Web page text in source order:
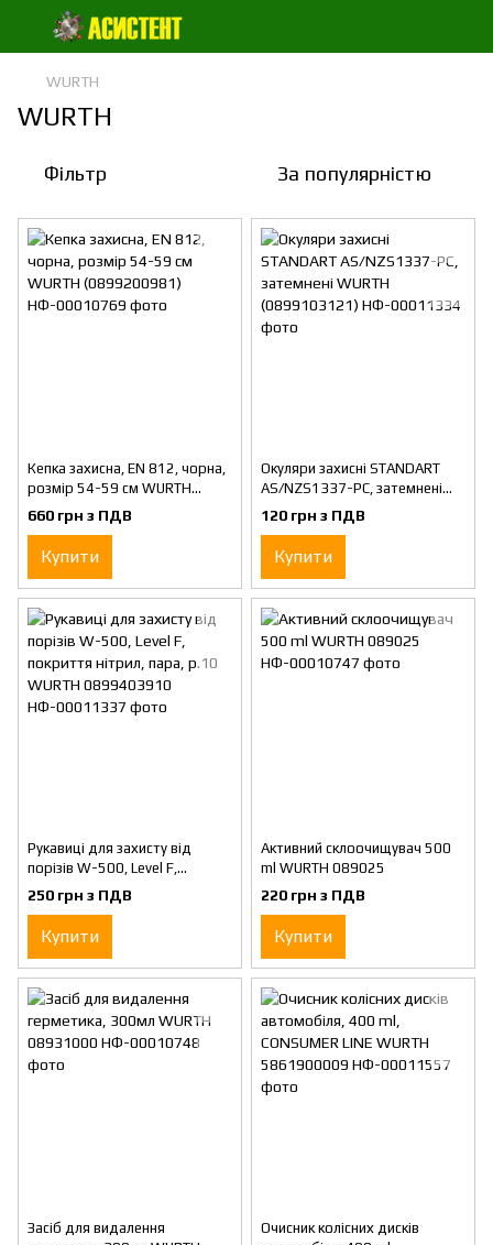
WURTH
WURTH
Фільтр За популярністю
Кепка захисна, EN 812, чорна,
розмір 54-59 см WURTH
(0899200981)
660 грн з ПДВ
Купити
Окуляри захисні STANDART
AS/NZS1337-PC, затемнені
WURTH (0899103121)
120 грн з ПДВ
Купити
Рукавиці для захисту від
порізів W-500, Level F,
покриття нітрил, пара, р.10
WURTH 0899403910
250 грн з ПДВ
Купити
Активний склоочищувач 500
ml WURTH 089025
220 грн з ПДВ
Купити
Засіб для видалення
Очисник колісних дисків